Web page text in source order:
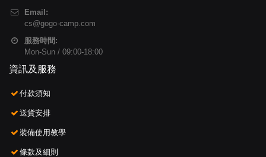
Email:
cs@gogo-camp.com
服務時間:
Mon-Sun / 09:00-18:00
資訊及服務
付款須知
送貨安排
裝備使用教學
條款及細則